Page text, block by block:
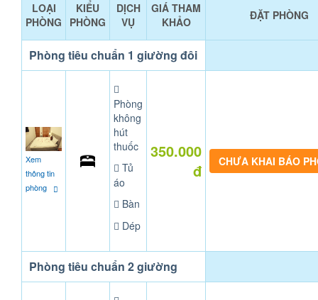
LOẠI
PHÒNG
KIỂU
PHÒNG
DỊCH
VỤ
GIÁ THAM
KHẢO
ĐẶT PHÒNG
Phòng tiêu chuẩn 1 giường đôi
Xem
thông tin
phòng
Phòng
không
hút
thuốc
Tủ
áo
Bàn
Dép
350.000
đ
CHƯA KHAI BÁO
Phòng tiêu chuẩn 2 giường